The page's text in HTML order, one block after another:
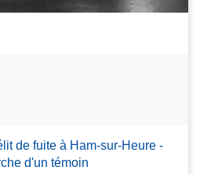
de fuite à Ham-sur-Heure -
d'un témoin